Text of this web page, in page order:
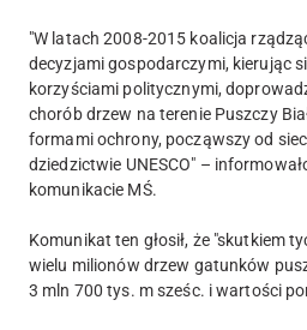
"W latach 2008-2015 koalicja
decyzjami gospodarczymi, kierując
korzyściami politycznymi,
chorób drzew na terenie Puszczy
formami ochrony, począwszy od
dziedzictwie UNESCO" –
komunikacie MŚ.
Komunikat ten głosił, że "skutkiem
wielu milionów drzew gatunków
3 mln 700 tys. m sześc. i wartości